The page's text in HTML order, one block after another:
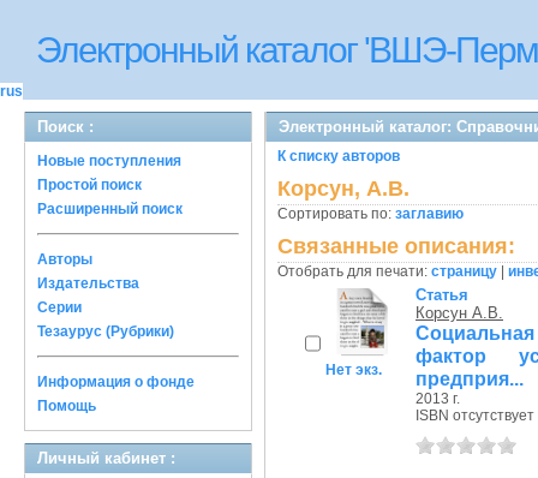
Электронный каталог 'ВШЭ-
rus
Поиск :
Новые поступления
Простой поиск
Расширенный поиск
Авторы
Издательства
Серии
Тезаурус (Рубрики)
Информация о фонде
Помощь
Личный кабинет :
Электронный каталог:
К списку авторов
Корсун, А.В.
Сортировать по: заглавию
Связанные описания:
Отобрать для печати: страницу
Нет экз.
Статья
Корсун А.В.
фактор
предприя...
2013 г.
ISBN отсутствует